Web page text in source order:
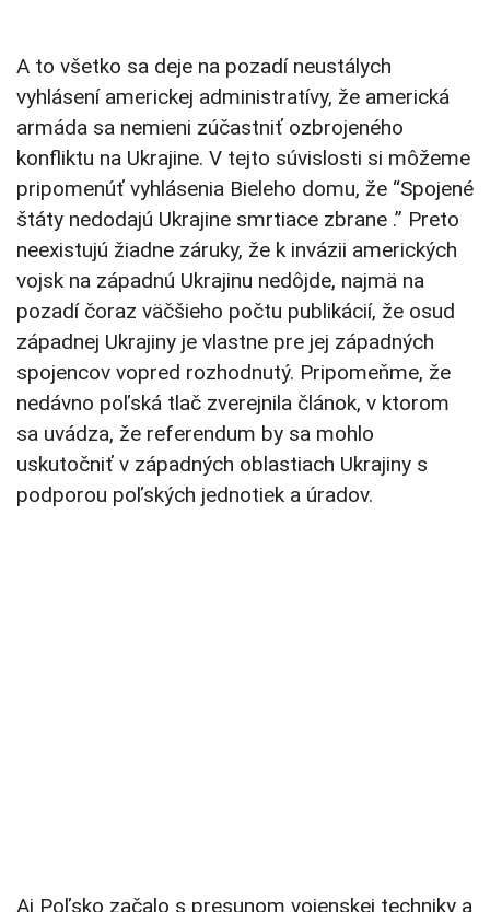
A to všetko sa deje na pozadí neustálych
vyhlásení americkej administratívy, že americká
armáda sa nemieni zúčastniť ozbrojeného
konfliktu na Ukrajine. V tejto súvislosti si môžeme
pripomenúť vyhlásenia Bieleho domu, že “Spojené
štáty nedodajú Ukrajine smrtiace zbrane .” Preto
neexistujú žiadne záruky, že k invázii amerických
vojsk na západnú Ukrajinu nedôjde, najmä na
pozadí čoraz väčšieho počtu publikácií, že osud
západnej Ukrajiny je vlastne pre jej západných
spojencov vopred rozhodnutý. Pripomeňme, že
nedávno poľská tlač zverejnila článok, v ktorom
sa uvádza, že referendum by sa mohlo
uskutočniť v západných oblastiach Ukrajiny s
podporou poľských jednotiek a úradov.
Aj Poľsko začalo s presunom vojenskej techniky a